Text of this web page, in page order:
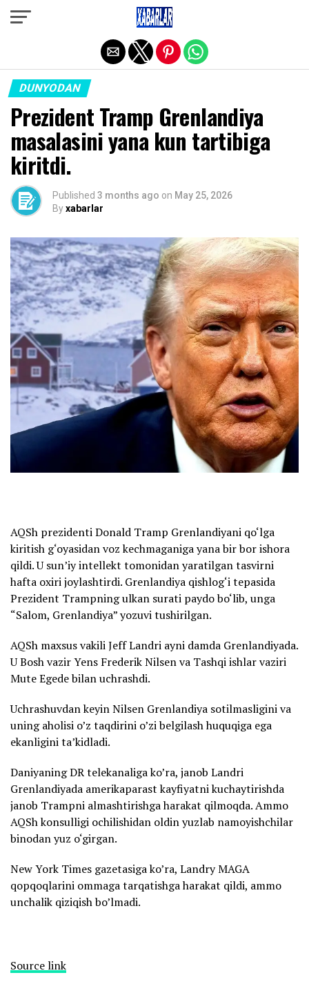
DUNYODAN
Prezident Tramp Grenlandiya
masalasini yana kun tartibiga
kiritdi.
Published 3 months ago on May 25, 2026
Byxabarlar
AQSh prezidenti Donald Tramp Grenlandiyani qo‘lga
kiritish g‘oyasidan voz kechmaganiga yana bir bor ishora
qildi. U sun’iy intellekt tomonidan yaratilgan tasvirni
hafta oxiri joylashtirdi. Grenlandiya qishlog‘i tepasida
Prezident Trampning ulkan surati paydo bo‘lib, unga
“Salom, Grenlandiya” yozuvi tushirilgan.
AQSh maxsus vakili Jeff Landri ayni damda Grenlandiyada.
U Bosh vazir Yens Frederik Nilsen va Tashqi ishlar vaziri
Mute Egede bilan uchrashdi.
Uchrashuvdan keyin Nilsen Grenlandiya sotilmasligini va
uning aholisi o’z taqdirini o’zi belgilash huquqiga ega
ekanligini ta’kidladi.
Daniyaning DR telekanaliga ko’ra, janob Landri
Grenlandiyada amerikaparast kayfiyatni kuchaytirishda
janob Trampni almashtirishga harakat qilmoqda. Ammo
AQSh konsulligi ochilishidan oldin yuzlab namoyishchilar
binodan yuz o‘girgan.
New York Times gazetasiga ko’ra, Landry MAGA
qopqoqlarini ommaga tarqatishga harakat qildi, ammo
unchalik qiziqish bo’lmadi.
Source link
Exit mobile version